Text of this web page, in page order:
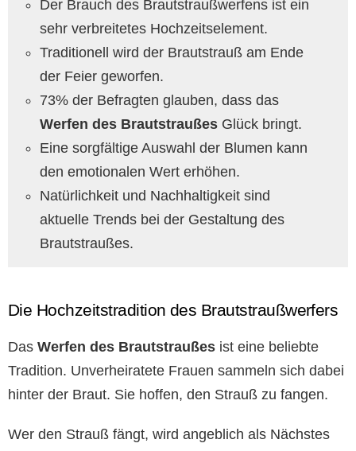
Der Brauch des Brautstraußwerfens ist ein
sehr verbreitetes Hochzeitselement.
Traditionell wird der Brautstrauß am Ende
der Feier geworfen.
73% der Befragten glauben, dass das
Werfen des Brautstraußes Glück bringt.
Eine sorgfältige Auswahl der Blumen kann
den emotionalen Wert erhöhen.
Natürlichkeit und Nachhaltigkeit sind
aktuelle Trends bei der Gestaltung des
Brautstraußes.
Die Hochzeitstradition des Brautstraußwerfers
Das Werfen des Brautstraußes ist eine beliebte
Tradition. Unverheiratete Frauen sammeln sich dabei
hinter der Braut. Sie hoffen, den Strauß zu fangen.
Wer den Strauß fängt, wird angeblich als Nächstes